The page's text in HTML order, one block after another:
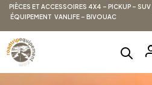
PIÈCES ET ACCESSOIRES 4X4 – PICKUP – SUV |
ÉQUIPEMENT VANLIFE – BIVOUAC